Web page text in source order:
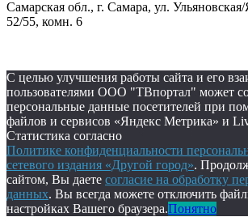
Самарская обл., г. Самара, ул.
52/55, комн. 6
С целью улучшения работы сайта и его
пользователями ООО "ТВпортал" может
персональные данные посетителей при
файлов и сервисов «Яндекс Метрика» и
Статистика согласно
Политике конфиденциальности
сетевого издания «Другой город».
сайтом, Вы даете согласие на обработку
данных. Вы всегда можете отключить
настройках Вашего браузера.Понятно